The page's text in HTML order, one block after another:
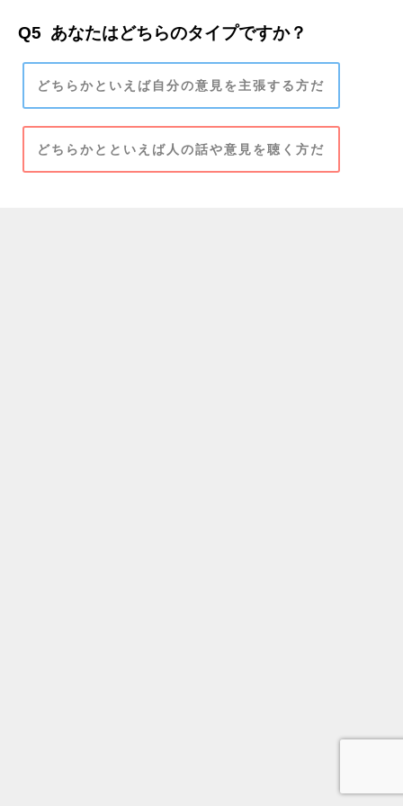
Q5 あなたはどちらのタイプですか？
どちらかといえば自分の意見を主張する方だ
どちらかとといえば人の話や意見を聴く方だ